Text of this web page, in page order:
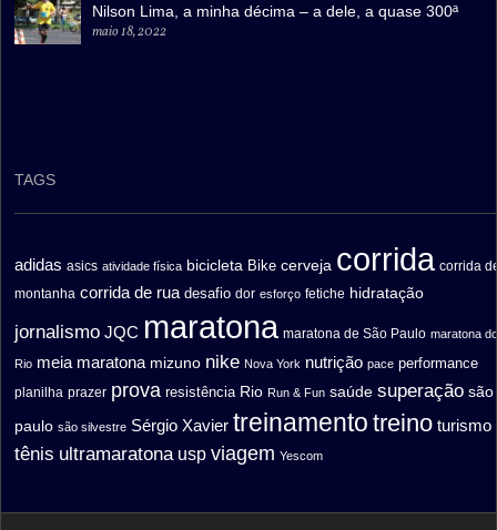
Nilson Lima, a minha décima – a dele, a quase 300ª
maio 18, 2022
TAGS
adidas asics atividade física bicicleta Bike cerveja corrida corrida
montanha corrida de rua desafio dor esforço fetiche hidratação
jornalismo JQC maratona maratona de São Paulo maratona
Rio meia maratona mizuno nike Nova York nutrição pace performance
planilha prazer prova resistência Rio Run & Fun saúde superação são
paulo são silvestre Sérgio Xavier treinamento treino turismo
tênis ultramaratona usp viagem Yescom